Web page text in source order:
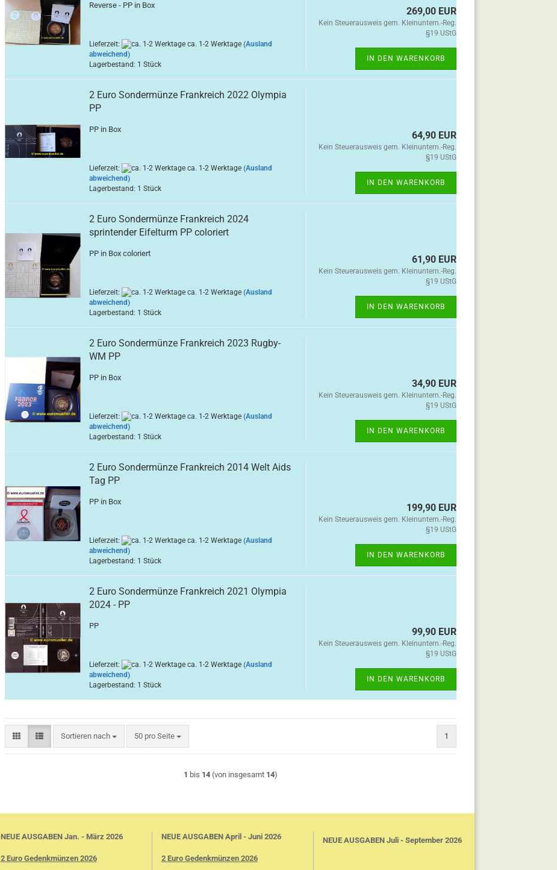
Reverse - PP in Box
Lieferzeit: ca. 1-2 Werktage (Ausland
abweichend)
Lagerbestand: 1 Stück
269,00 EUR
Kein Steuerausweis gem. Kleinuntern.-Reg.
§19 UStG
IN DEN WARENKORB
2 Euro Sondermünze Frankreich 2022 Olympia
PP
PP in Box
Lieferzeit: ca. 1-2 Werktage (Ausland
abweichend)
Lagerbestand: 1 Stück
64,90 EUR
Kein Steuerausweis gem. Kleinuntern.-Reg.
§19 UStG
IN DEN WARENKORB
2 Euro Sondermünze Frankreich 2024
sprintender Eifelturm PP coloriert
PP in Box coloriert
Lieferzeit: ca. 1-2 Werktage (Ausland
abweichend)
Lagerbestand: 1 Stück
61,90 EUR
Kein Steuerausweis gem. Kleinuntern.-Reg.
§19 UStG
IN DEN WARENKORB
2 Euro Sondermünze Frankreich 2023 Rugby-
WM PP
PP in Box
Lieferzeit: ca. 1-2 Werktage (Ausland
abweichend)
Lagerbestand: 1 Stück
34,90 EUR
Kein Steuerausweis gem. Kleinuntern.-Reg.
§19 UStG
IN DEN WARENKORB
2 Euro Sondermünze Frankreich 2014 Welt Aids
Tag PP
PP in Box
Lieferzeit: ca. 1-2 Werktage (Ausland
abweichend)
Lagerbestand: 1 Stück
199,90 EUR
Kein Steuerausweis gem. Kleinuntern.-Reg.
§19 UStG
IN DEN WARENKORB
2 Euro Sondermünze Frankreich 2021 Olympia
2024 - PP
PP
Lieferzeit: ca. 1-2 Werktage (Ausland
abweichend)
Lagerbestand: 1 Stück
99,90 EUR
Kein Steuerausweis gem. Kleinuntern.-Reg.
§19 UStG
IN DEN WARENKORB
Sortieren nach
Sortieren nach 50 pro Seite
pro Seite 1
1 bis 14 (von insgesamt 14)
NEUE AUSGABEN Jan. - März 2026
2 Euro Gedenkmünzen 2026
NEUE AUSGABEN April - Juni 2026
2 Euro Gedenkmünzen 2026
NEUE AUSGABEN Juli - September 2026